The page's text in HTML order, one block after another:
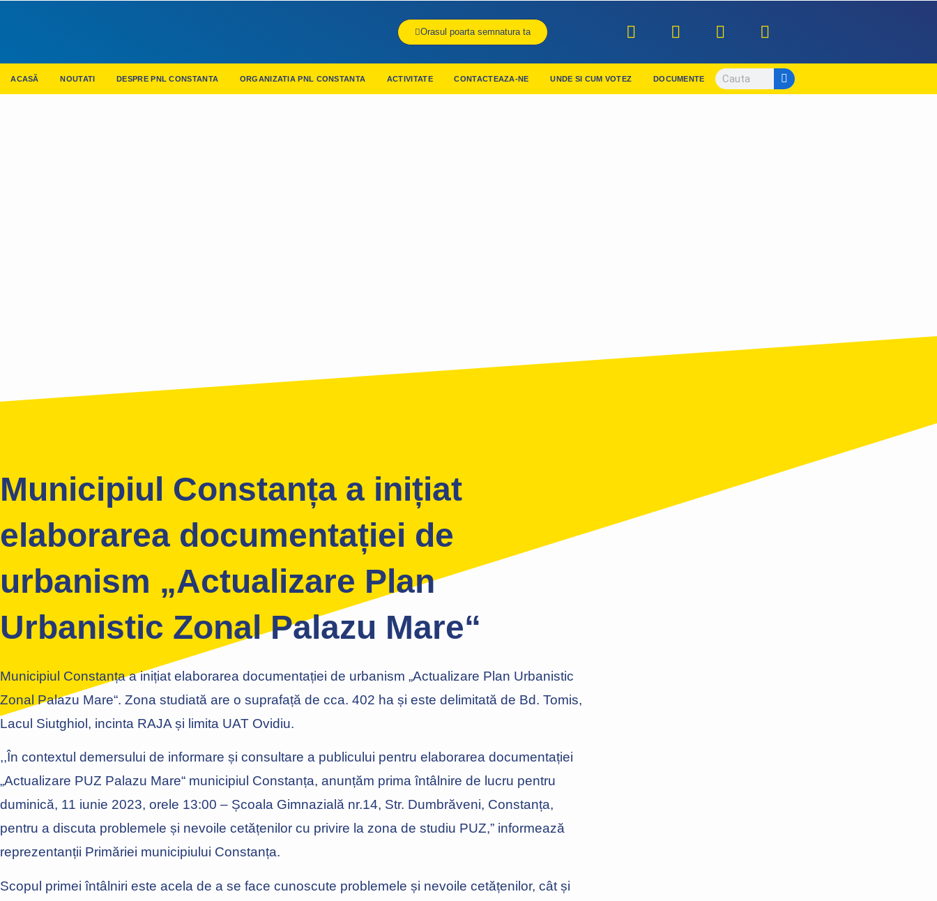
Orasul poarta semnatura ta
ACASĂ NOUTATI DESPRE PNL CONSTANTA ORGANIZATIA PNL CONSTANTA ACTIVITATE CONTACTEAZA-NE UNDE SI CUM VOTEZ DOCUMENTE
Municipiul Constanța a inițiat
elaborarea documentației de
urbanism „Actualizare Plan
Urbanistic Zonal Palazu Mare“
Municipiul Constanța a inițiat elaborarea documentației de urbanism „Actualizare Plan Urbanistic
Zonal Palazu Mare“. Zona studiată are o suprafață de cca. 402 ha și este delimitată de Bd. Tomis,
Lacul Siutghiol, incinta RAJA și limita UAT Ovidiu.
,,În contextul demersului de informare și consultare a publicului pentru elaborarea documentației
„Actualizare PUZ Palazu Mare“ municipiul Constanța, anunțăm prima întâlnire de lucru pentru
duminică, 11 iunie 2023, orele 13:00 – Școala Gimnazială nr.14, Str. Dumbrăveni, Constanța,
pentru a discuta problemele și nevoile cetățenilor cu privire la zona de studiu PUZ,” informează
reprezentanții Primăriei municipiului Constanța.
Scopul primei întâlniri este acela de a se face cunoscute problemele și nevoile cetățenilor, cât și